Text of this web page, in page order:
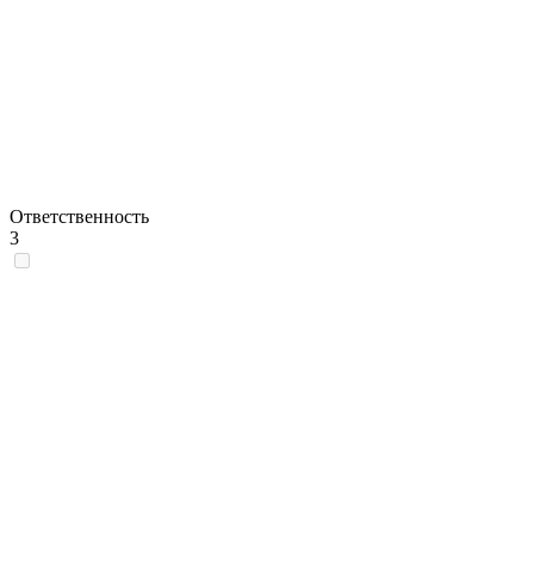
Ответственность
3